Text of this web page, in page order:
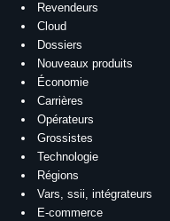
Revendeurs
Cloud
Dossiers
Nouveaux produits
Économie
Carrières
Opérateurs
Grossistes
Technologie
Régions
Vars, ssii, intégrateurs
E-commerce